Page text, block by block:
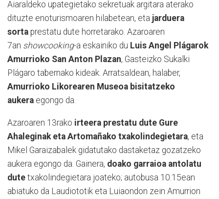
Aiaraldeko upategietako sekretuak argitara aterako
dituzte enoturismoaren hilabetean, eta jarduera
sorta prestatu dute horretarako. Azaroaren
7an showcooking-a eskainiko du Luis Angel Plágarok
Amurrioko San Anton Plazan, Gasteizko Sukalki
Plágaro tabernako kideak. Arratsaldean, halaber,
Amurrioko Likorearen Museoa bisitatzeko
aukera egongo da.
Azaroaren 13rako irteera prestatu dute Gure
Ahaleginak eta Artomañako txakolindegietara, eta
Mikel Garaizabalek gidatutako dastaketaz gozatzeko
aukera egongo da. Gainera, doako garraioa antolatu
dute txakolindegietara joateko; autobusa 10:15ean
abiatuko da Laudiototik eta Luiaondon zein Amurrion